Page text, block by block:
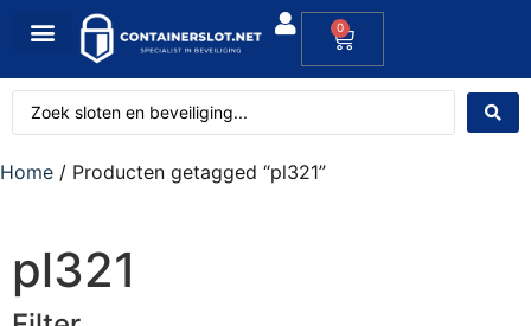
0
Home / Producten getagged “pl321”
pl321